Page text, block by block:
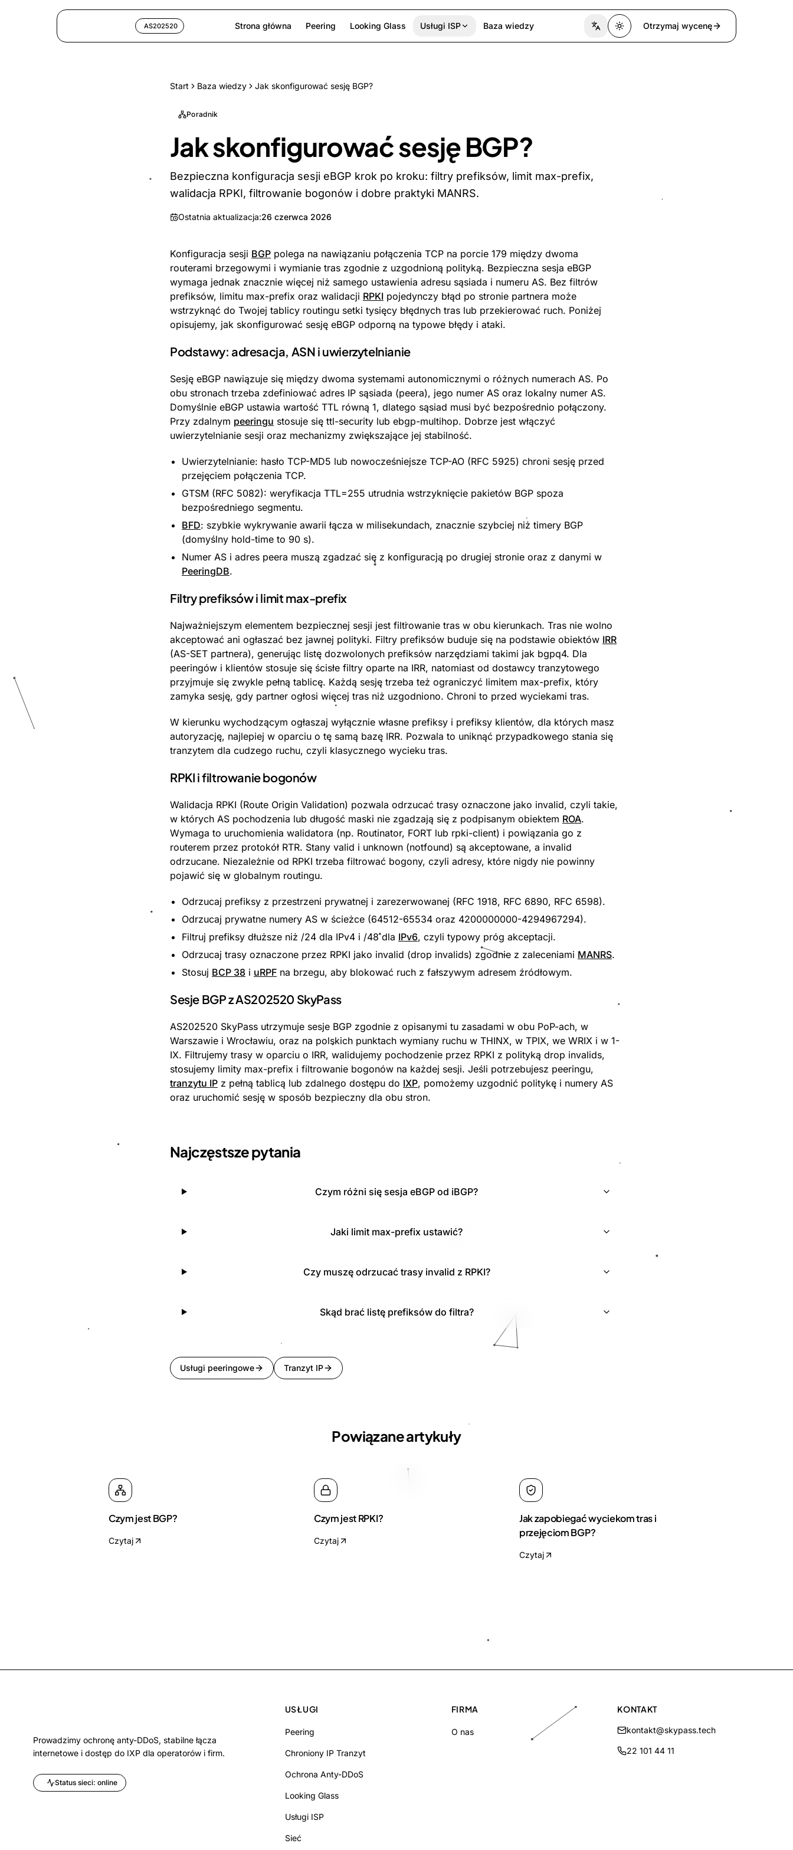
AS202520 Strona główna Peering Looking Glass Usługi ISP Baza wiedzy Switch language
Toggle theme
Otrzymaj wycenę
Start Baza wiedzy Jak skonfigurować sesję BGP?
Poradnik
Jak skonfigurować sesję BGP?
Bezpieczna konfiguracja sesji eBGP krok po kroku: filtry prefiksów, limit max-prefix,
walidacja RPKI, filtrowanie bogonów i dobre praktyki MANRS.
Ostatnia aktualizacja:26 czerwca 2026
Konfiguracja sesji BGP polega na nawiązaniu połączenia TCP na porcie 179 między dwoma
routerami brzegowymi i wymianie tras zgodnie z uzgodnioną polityką. Bezpieczna sesja eBGP
wymaga jednak znacznie więcej niż samego ustawienia adresu sąsiada i numeru AS. Bez filtrów
prefiksów, limitu max-prefix oraz walidacji RPKI pojedynczy błąd po stronie partnera może
wstrzyknąć do Twojej tablicy routingu setki tysięcy błędnych tras lub przekierować ruch. Poniżej
opisujemy, jak skonfigurować sesję eBGP odporną na typowe błędy i ataki.
Podstawy: adresacja, ASN i uwierzytelnianie
Sesję eBGP nawiązuje się między dwoma systemami autonomicznymi o różnych numerach AS. Po
obu stronach trzeba zdefiniować adres IP sąsiada (peera), jego numer AS oraz lokalny numer AS.
Domyślnie eBGP ustawia wartość TTL równą 1, dlatego sąsiad musi być bezpośrednio połączony.
Przy zdalnym peeringu stosuje się ttl-security lub ebgp-multihop. Dobrze jest włączyć
uwierzytelnianie sesji oraz mechanizmy zwiększające jej stabilność.
Uwierzytelnianie: hasło TCP-MD5 lub nowocześniejsze TCP-AO (RFC 5925) chroni sesję przed
przejęciem połączenia TCP.
GTSM (RFC 5082): weryfikacja TTL=255 utrudnia wstrzyknięcie pakietów BGP spoza
bezpośredniego segmentu.
BFD: szybkie wykrywanie awarii łącza w milisekundach, znacznie szybciej niż timery BGP
(domyślny hold-time to 90 s).
Numer AS i adres peera muszą zgadzać się z konfiguracją po drugiej stronie oraz z danymi w
PeeringDB.
Filtry prefiksów i limit max-prefix
Najważniejszym elementem bezpiecznej sesji jest filtrowanie tras w obu kierunkach. Tras nie wolno
akceptować ani ogłaszać bez jawnej polityki. Filtry prefiksów buduje się na podstawie obiektów IRR
(AS-SET partnera), generując listę dozwolonych prefiksów narzędziami takimi jak bgpq4. Dla
peeringów i klientów stosuje się ścisłe filtry oparte na IRR, natomiast od dostawcy tranzytowego
przyjmuje się zwykle pełną tablicę. Każdą sesję trzeba też ograniczyć limitem max-prefix, który
zamyka sesję, gdy partner ogłosi więcej tras niż uzgodniono. Chroni to przed wyciekami tras.
W kierunku wychodzącym ogłaszaj wyłącznie własne prefiksy i prefiksy klientów, dla których masz
autoryzację, najlepiej w oparciu o tę samą bazę IRR. Pozwala to uniknąć przypadkowego stania się
tranzytem dla cudzego ruchu, czyli klasycznego wycieku tras.
RPKI i filtrowanie bogonów
Walidacja RPKI (Route Origin Validation) pozwala odrzucać trasy oznaczone jako invalid, czyli takie,
w których AS pochodzenia lub długość maski nie zgadzają się z podpisanym obiektem ROA.
Wymaga to uruchomienia walidatora (np. Routinator, FORT lub rpki-client) i powiązania go z
routerem przez protokół RTR. Stany valid i unknown (notfound) są akceptowane, a invalid
odrzucane. Niezależnie od RPKI trzeba filtrować bogony, czyli adresy, które nigdy nie powinny
pojawić się w globalnym routingu.
Odrzucaj prefiksy z przestrzeni prywatnej i zarezerwowanej (RFC 1918, RFC 6890, RFC 6598).
Odrzucaj prywatne numery AS w ścieżce (64512-65534 oraz 4200000000-4294967294).
Filtruj prefiksy dłuższe niż /24 dla IPv4 i /48 dla IPv6, czyli typowy próg akceptacji.
Odrzucaj trasy oznaczone przez RPKI jako invalid (drop invalids) zgodnie z zaleceniami MANRS.
Stosuj BCP 38 i uRPF na brzegu, aby blokować ruch z fałszywym adresem źródłowym.
Sesje BGP z AS202520 SkyPass
AS202520 SkyPass utrzymuje sesje BGP zgodnie z opisanymi tu zasadami w obu PoP-ach, w
Warszawie i Wrocławiu, oraz na polskich punktach wymiany ruchu w THINX, w TPIX, we WRIX i w 1-
IX. Filtrujemy trasy w oparciu o IRR, walidujemy pochodzenie przez RPKI z polityką drop invalids,
stosujemy limity max-prefix i filtrowanie bogonów na każdej sesji. Jeśli potrzebujesz peeringu,
tranzytu IP z pełną tablicą lub zdalnego dostępu do IXP, pomożemy uzgodnić politykę i numery AS
oraz uruchomić sesję w sposób bezpieczny dla obu stron.
Najczęstsze pytania
Czym różni się sesja eBGP od iBGP?
Jaki limit max-prefix ustawić?
Czy muszę odrzucać trasy invalid z RPKI?
Skąd brać listę prefiksów do filtra?
Usługi peeringowe Tranzyt IP
Powiązane artykuły
Czym jest BGP?
Czytaj
Czym jest RPKI?
Czytaj
Jak zapobiegać wyciekom tras i
przejęciom BGP?
Czytaj
Prowadzimy ochronę anty-DDoS, stabilne łącza
internetowe i dostęp do IXP dla operatorów i firm.
Status sieci: online
USŁUGI
Peering
Chroniony IP Tranzyt
Ochrona Anty-DDoS
Looking Glass
Usługi ISP
Sieć
FIRMA
O nas
KONTAKT
kontakt@skypass.tech
22 101 44 11